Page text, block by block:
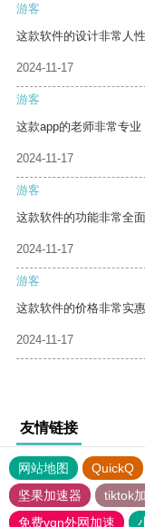
游客
这款软件的设计非常人
2024-11-17
游客
这款app的老师非常专业
2024-11-17
游客
这款软件的功能非常全
2024-11-17
游客
这款软件的价格非常实
2024-11-17
友情链接
网站地图 QuickQ
坚果加速器
tiktok
免费vqn外网加速